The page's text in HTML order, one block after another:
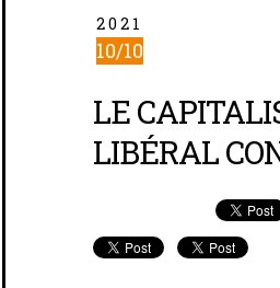
2021
10/10
LE
LIBÉRAL